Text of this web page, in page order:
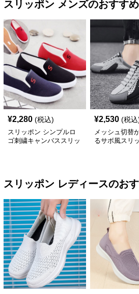
スリッポン メンズのおすす
¥2,280 (税込)
スリッポン シンプルロ
ゴ刺繍キャンバススリッ
¥2,530 (税込
メッシュ切替
るサボ風スリ
スリッポン レディースのお